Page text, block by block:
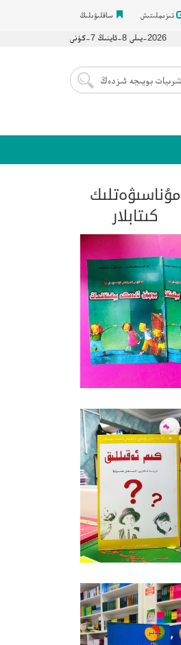
تىزىملىتىش ساقلىۋىلىڭ
2026-يىلى 8-ئاينىڭ 7-كۈنى
مۇناسىۋەتلىك
كىتابلار